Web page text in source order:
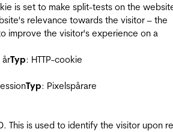
is set to make split-tests on the
relevance towards the visitor – the
improve the visitor's experience on a
årTyp: HTTP-cookie
Typ: Pixelspårare
This is used to identify the visitor upon